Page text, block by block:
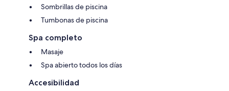
Sombrillas de piscina
Tumbonas de piscina
Spa completo
Masaje
Spa abierto todos los días
Accesibilidad